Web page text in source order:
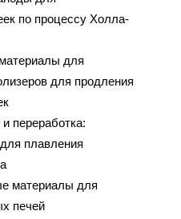
по процессу Холла-
для
для продления
переработка:
плавления
материалы для
печей